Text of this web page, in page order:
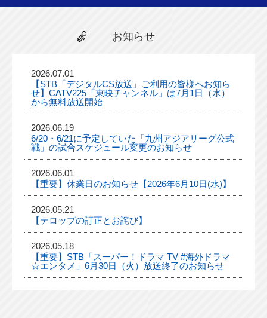
お知らせ
2026.07.01
【STB「デジタルCS放送」ご利用の皆様へお知ら
せ】CATV225「東映チャンネル」は7月1日（水）
から無料放送開始
2026.06.19
6/20・6/21に予定していた「九州アジアリーグ公式
戦」の試合スケジュール変更のお知らせ
2026.06.01
【重要】休業日のお知らせ【2026年6月10日(水)】
2026.05.21
【テロップの訂正とお詫び】
2026.05.18
【重要】STB「スーパー！ドラマ TV #海外ドラマ
☆エンタメ」6月30日（火）放送終了のお知らせ